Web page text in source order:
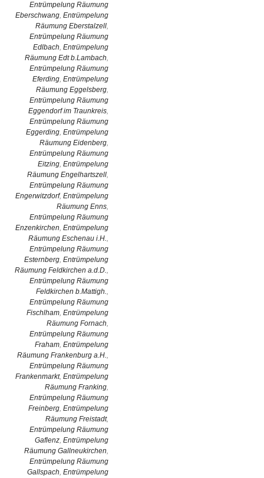
Entrümpelung Räumung
Eberschwang, Entrümpelung
Räumung Eberstalzell,
Entrümpelung Räumung
Edlbach, Entrümpelung
Räumung Edt b.Lambach,
Entrümpelung Räumung
Eferding, Entrümpelung
Räumung Eggelsberg,
Entrümpelung Räumung
Eggendorf im Traunkreis,
Entrümpelung Räumung
Eggerding, Entrümpelung
Räumung Eidenberg,
Entrümpelung Räumung
Eitzing, Entrümpelung
Räumung Engelhartszell,
Entrümpelung Räumung
Engerwitzdorf, Entrümpelung
Räumung Enns,
Entrümpelung Räumung
Enzenkirchen, Entrümpelung
Räumung Eschenau i.H.,
Entrümpelung Räumung
Esternberg, Entrümpelung
Räumung Feldkirchen a.d.D.,
Entrümpelung Räumung
Feldkirchen b.Mattigh.,
Entrümpelung Räumung
Fischlham, Entrümpelung
Räumung Fornach,
Entrümpelung Räumung
Fraham, Entrümpelung
Räumung Frankenburg a.H.,
Entrümpelung Räumung
Frankenmarkt, Entrümpelung
Räumung Franking,
Entrümpelung Räumung
Freinberg, Entrümpelung
Räumung Freistadt,
Entrümpelung Räumung
Gaflenz, Entrümpelung
Räumung Gallneukirchen,
Entrümpelung Räumung
Gallspach, Entrümpelung